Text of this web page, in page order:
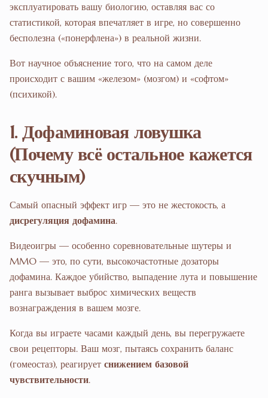
эксплуатировать вашу биологию, оставляя вас со
статистикой, которая впечатляет в игре, но совершенно
бесполезна («понерфлена») в реальной жизни.
Вот научное объяснение того, что на самом деле
происходит с вашим «железом» (мозгом) и «софтом»
(психикой).
1. Дофаминовая ловушка
(Почему всё остальное кажется
скучным)
Самый опасный эффект игр — это не жестокость, а
дисрегуляция дофамина.
Видеоигры — особенно соревновательные шутеры и
MMO — это, по сути, высокочастотные дозаторы
дофамина. Каждое убийство, выпадение лута и повышение
ранга вызывает выброс химических веществ
вознаграждения в вашем мозге.
Когда вы играете часами каждый день, вы перегружаете
свои рецепторы. Ваш мозг, пытаясь сохранить баланс
(гомеостаз), реагирует снижением базовой
чувствительности.